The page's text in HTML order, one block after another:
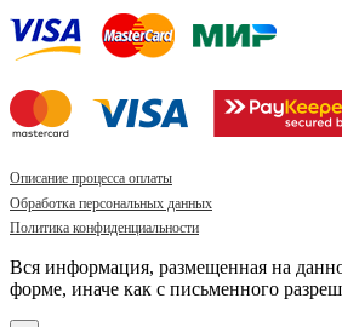
Описание процесса оплаты
Обработка персональных данных
Политика конфиденциальности
Вся информация, размещенная на
форме, иначе как с письменного